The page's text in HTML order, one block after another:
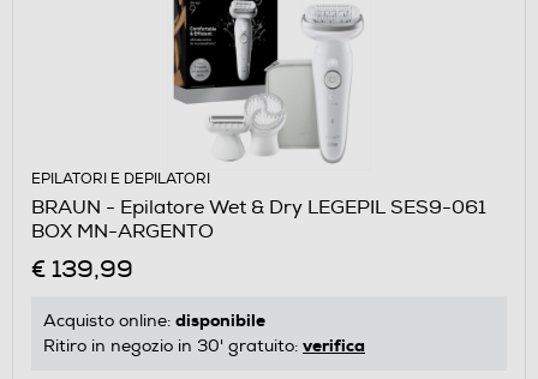
EPILATORI E DEPILATORI
BRAUN - Epilatore Wet & Dry LEGEPIL SES9-061
BOX MN-ARGENTO
€ 139,99
Acquisto online: disponibile
Ritiro in negozio in 30' gratuito: verifica